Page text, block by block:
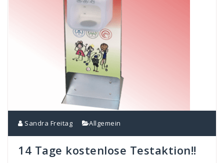
Sandra Freitag Allgemein
14 Tage kostenlose Testaktion!!